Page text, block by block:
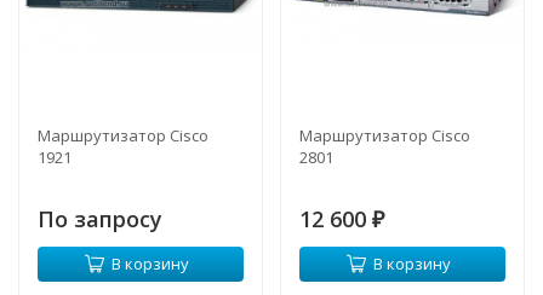
Маршрутизатор Cisco
1921
По запросу
В корзину
Маршрутизатор Cisco
2801
12 600 ₽
В корзину